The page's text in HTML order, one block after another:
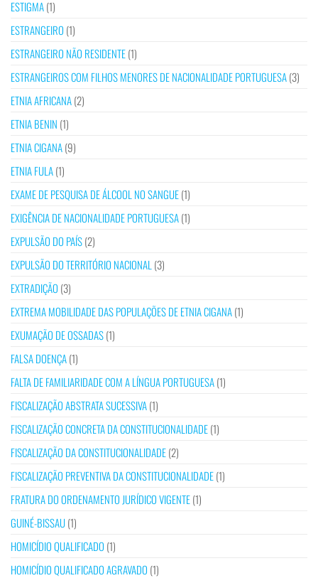
ESTIGMA(1)
ESTRANGEIRO (1)
ESTRANGEIRO NÃO RESIDENTE(1)
ESTRANGEIROS COM FILHOS MENORES DE NACIONALIDADE PORTUGUESA(3)
ETNIA AFRICANA(2)
ETNIA BENIN (1)
ETNIA CIGANA(9)
ETNIA FULA(1)
EXAME DE PESQUISA DE ÁLCOOL NO SANGUE(1)
EXIGÊNCIA DE NACIONALIDADE PORTUGUESA(1)
EXPULSÃO DO PAÍS(2)
EXPULSÃO DO TERRITÓRIO NACIONAL (3)
EXTRADIÇÃO (3)
EXTREMA MOBILIDADE DAS POPULAÇÕES DE ETNIA CIGANA(1)
EXUMAÇÃO DE OSSADAS(1)
FALSA DOENÇA(1)
FALTA DE FAMILIARIDADE COM A LÍNGUA PORTUGUESA(1)
FISCALIZAÇÃO ABSTRATA SUCESSIVA(1)
FISCALIZAÇÃO CONCRETA DA CONSTITUCIONALIDADE(1)
FISCALIZAÇÃO DA CONSTITUCIONALIDADE(2)
FISCALIZAÇÃO PREVENTIVA DA CONSTITUCIONALIDADE(1)
FRATURA DO ORDENAMENTO JURÍDICO VIGENTE(1)
GUINÉ-BISSAU(1)
HOMICÍDIO QUALIFICADO (1)
HOMICÍDIO QUALIFICADO AGRAVADO (1)